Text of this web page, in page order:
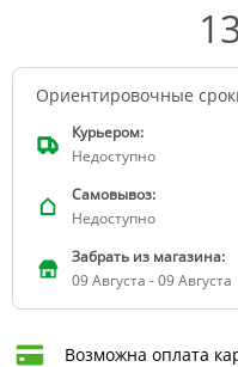
Ориентировочные
Курьером:
Недоступно
Самовывоз:
Недоступно
Забрать из магазина:
09 Августа - 09 Августа
Возможна оплата